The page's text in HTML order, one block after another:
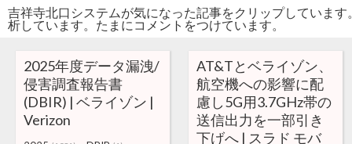
吉祥寺北口システムが気になった記事をクリップしていま
析しています。たまにコメントをつけています。
2025年度データ漏洩/
侵害調査報告書
(DBIR) | ベライゾン |
Verizon
AT&Tとベライゾン、
航空機への影響に配
慮し5G用3.7GHz帯の
送信出力を一部引き
下げへ | スラド モバ